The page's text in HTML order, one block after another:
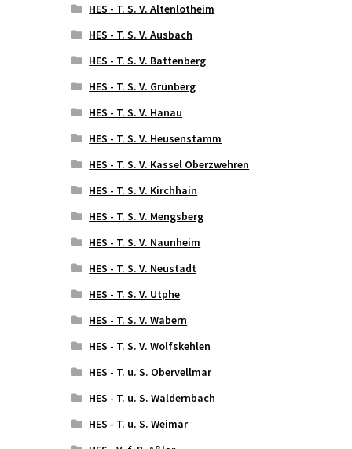
HES - T. S. V. Altenlotheim
HES - T. S. V. Ausbach
HES - T. S. V. Battenberg
HES - T. S. V. Grünberg
HES - T. S. V. Hanau
HES - T. S. V. Heusenstamm
HES - T. S. V. Kassel Oberzwehren
HES - T. S. V. Kirchhain
HES - T. S. V. Mengsberg
HES - T. S. V. Naunheim
HES - T. S. V. Neustadt
HES - T. S. V. Utphe
HES - T. S. V. Wabern
HES - T. S. V. Wolfskehlen
HES - T. u. S. Obervellmar
HES - T. u. S. Waldernbach
HES - T. u. S. Weimar